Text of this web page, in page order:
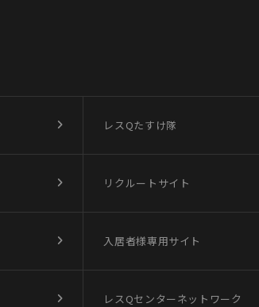
レスQたすけ隊
リクルートサイト
入居者様専用サイト
レスQセンターネットワーク